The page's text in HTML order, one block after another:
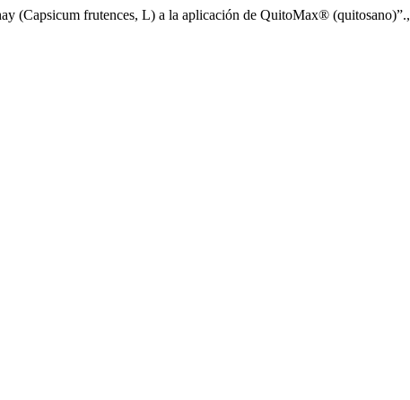
(Capsicum frutences, L) a la aplicación de QuitoMax® (quitosano)”.,